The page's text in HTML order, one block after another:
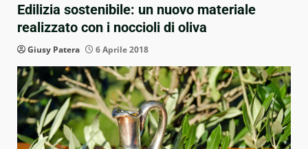
Edilizia sostenibile: un nuovo materiale
realizzato con i noccioli di oliva
Giusy Patera 6 Aprile 2018